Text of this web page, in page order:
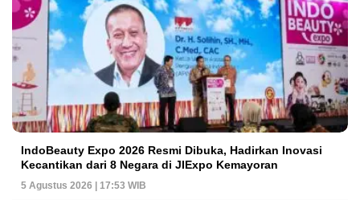
IndoBeauty Expo 2026 Resmi Dibuka, Hadirkan Inovasi
Kecantikan dari 8 Negara di JIExpo Kemayoran
5 Agustus 2026 | 17:53 WIB